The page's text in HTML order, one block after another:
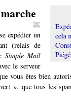
cela
expédier un
(relais de
Simple Mail
le serveur
vous êtes bien
», que tous les